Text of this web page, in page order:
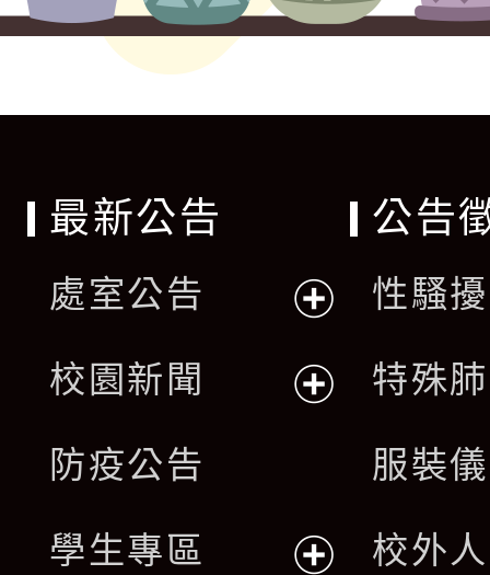
最新公告
處室公告
開
單
校園新聞
選
防疫公告
學生專區
公告
性騷
特殊
服裝
校外